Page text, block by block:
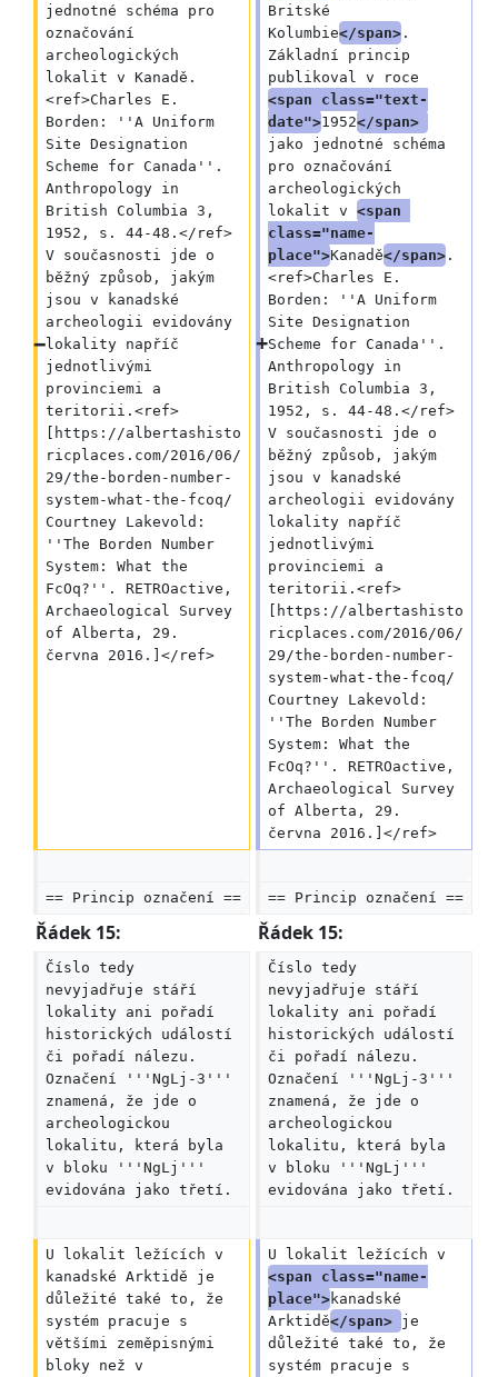
jednotné schéma pro
označování
archeologických
lokalit v Kanadě.
<ref>Charles E.
Borden: ''A Uniform
Site Designation
Scheme for Canada''.
Anthropology in
British Columbia 3,
1952, s. 44-48.</ref>
V současnosti jde o
běžný způsob, jakým
jsou v kanadské
archeologii evidovány
lokality napříč
jednotlivými
provinciemi a
teritorii.<ref>
[https://albertashisto
ricplaces.com/2016/06/
29/the-borden-number-
system-what-the-fcoq/
Courtney Lakevold:
''The Borden Number
System: What the
FcOq?''. RETROactive,
Archaeological Survey
of Alberta, 29.
června 2016.]</ref>
Britské
Kolumbie</span>.
Základní princip
publikoval v roce
<span class="text-
date">1952</span>
jako jednotné schéma
pro označování
archeologických
lokalit v <span
class="name-
place">Kanadě</span>.
<ref>Charles E.
Borden: ''A Uniform
Site Designation
Scheme for Canada''.
Anthropology in
British Columbia 3,
1952, s. 44-48.</ref>
V současnosti jde o
běžný způsob, jakým
jsou v kanadské
archeologii evidovány
lokality napříč
jednotlivými
provinciemi a
teritorii.<ref>
[https://albertashisto
ricplaces.com/2016/06/
29/the-borden-number-
system-what-the-fcoq/
Courtney Lakevold:
''The Borden Number
System: What the
FcOq?''. RETROactive,
Archaeological Survey
of Alberta, 29.
června 2016.]</ref>
== Princip označení == == Princip označení ==
Řádek 15: Řádek 15:
Číslo tedy
nevyjadřuje stáří
lokality ani pořadí
historických událostí
či pořadí nálezu.
Označení '''NgLj-3'''
znamená, že jde o
archeologickou
lokalitu, která byla
v bloku '''NgLj'''
evidována jako třetí.
Číslo tedy
nevyjadřuje stáří
lokality ani pořadí
historických událostí
či pořadí nálezu.
Označení '''NgLj-3'''
znamená, že jde o
archeologickou
lokalitu, která byla
v bloku '''NgLj'''
evidována jako třetí.
U lokalit ležících v
kanadské Arktidě je
důležité také to, že
systém pracuje s
většími zeměpisnými
bloky než v
U lokalit ležících v
<span class="name-
place">kanadské
Arktidě</span> je
důležité také to, že
systém pracuje s